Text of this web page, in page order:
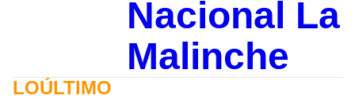
Nacional La
Malinche
LOÚLTIMO